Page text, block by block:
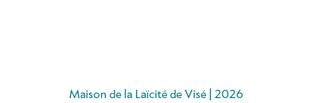
Maison de la Laïcité de Visé | 2026